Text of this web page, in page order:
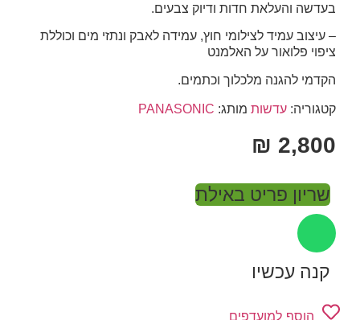
בעדשה והעלאת חדות ודיוק צבעים.
– עיצוב עמיד לצילומי חוץ, עמידה לאבק ונתזי מים וכוללת
ציפוי פלואור על האלמנט
הקדמי להגנה מלכלוך וכתמים.
קטגוריה: עדשות מותג: PANASONIC
₪ 2,800
שריון פריט באילת
קנה עכשיו
הוסף למועדפים